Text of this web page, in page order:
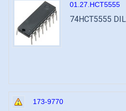
01.27.HCT5555
74HCT5555
173-9770